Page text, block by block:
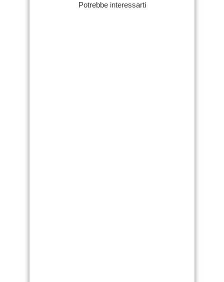
Potrebbe interessarti